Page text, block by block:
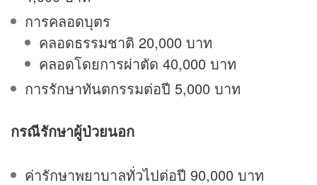
การคลอดบุตร
คลอดธรรมชาติ 20,000 บาท
คลอดโดยการผ่าตัด 40,000 บาท
การรักษาทันตกรรมต่อปี 5,000 บาท
กรณีรักษาผู้ป่วยนอก
ค่ารักษาพยาบาลทั่วไปต่อปี 90,000 บาท